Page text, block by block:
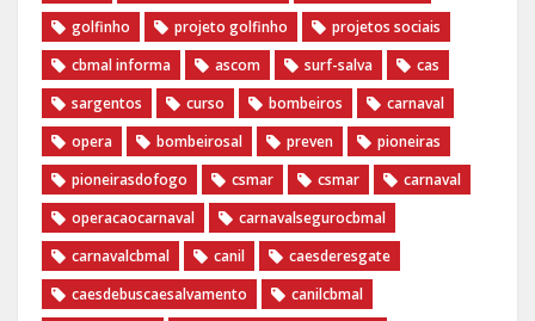
golfinho
projeto golfinho
projetos sociais
cbmal informa
ascom surf-salva
cas
sargentos
curso bombeiros
carnaval
opera
bombeirosal preven
pioneiras
pioneirasdofogo
csmar csmar
carnaval
operacaocarnaval
carnavalsegurocbmal
carnavalcbmal
canil
caesderesgate
caesdebuscaesalvamento
canilcbmal